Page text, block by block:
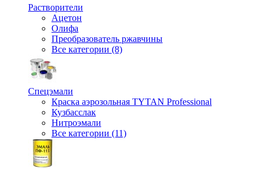
Растворители
Ацетон
Олифа
Преобразователь ржавчины
Все категории (8)
Спецэмали
Краска аэрозольная TYTAN Professional
Кузбасслак
Нитроэмали
Все категории (11)